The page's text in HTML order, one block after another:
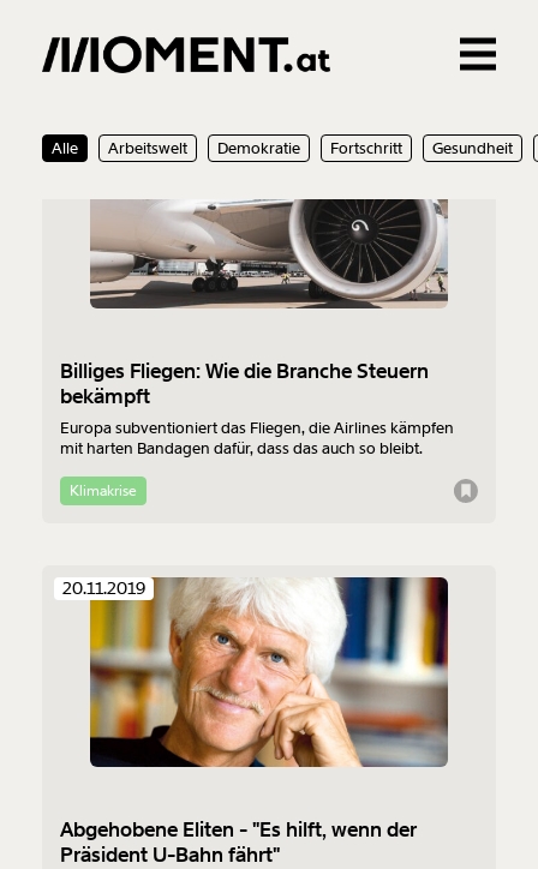
0Treffer 0Artikel
Alle Arbeitswelt Demokratie Fortschritt Gesundheit
25.11.2019
Billiges Fliegen: Wie die Branche Steuern
bekämpft
Europa subventioniert das Fliegen, die Airlines kämpfen
mit harten Bandagen dafür, dass das auch so bleibt.
Klimakrise
20.11.2019
Abgehobene Eliten - "Es hilft, wenn der
Präsident U-Bahn fährt"